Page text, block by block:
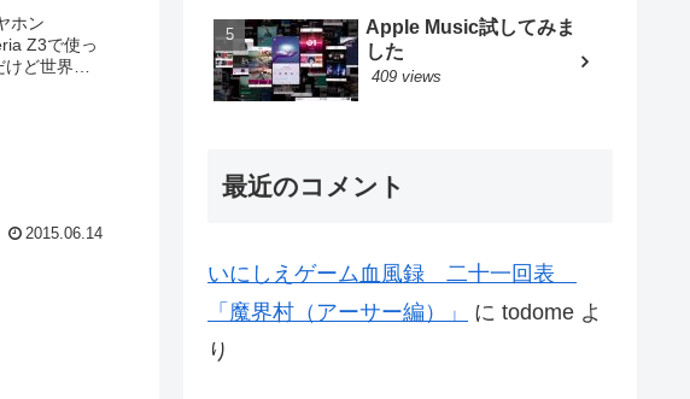
ホン
Z3で使っ
ど世界が
2015.06.14
Apple Music試してみま
した
409 views
最近のコメント
いにしえゲーム血風録 二十一回表
「魔界村（アーサー編）」
に todome よ
り